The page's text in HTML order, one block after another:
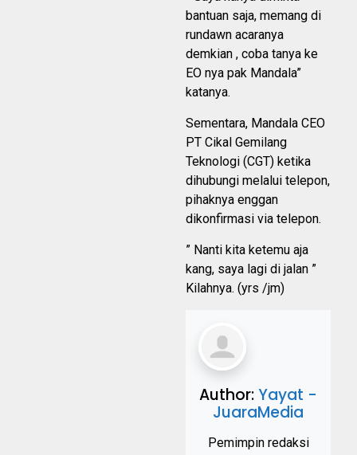
bantuan saja, memang di
rundawn acaranya
demkian , coba tanya ke
EO nya pak Mandala”
katanya.
Sementara, Mandala CEO
PT Cikal Gemilang
Teknologi (CGT) ketika
dihubungi melalui telepon,
pihaknya enggan
dikonfirmasi via telepon.
” Nanti kita ketemu aja
kang, saya lagi di jalan ”
Kilahnya. (yrs /jm)
Author:Yayat -
JuaraMedia
Pemimpin redaksi